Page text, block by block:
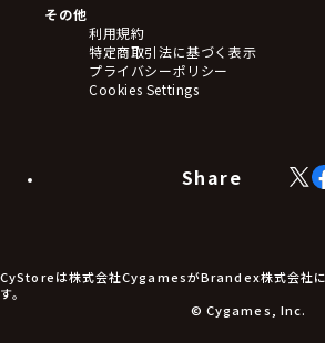
その他
利用規約
特定商取引法に基づく表示
プライバシーポリシー
Cookies Settings
Share
X
CyStoreは株式会社CygamesがBrandex株式会社に
す。
© Cygames, Inc.